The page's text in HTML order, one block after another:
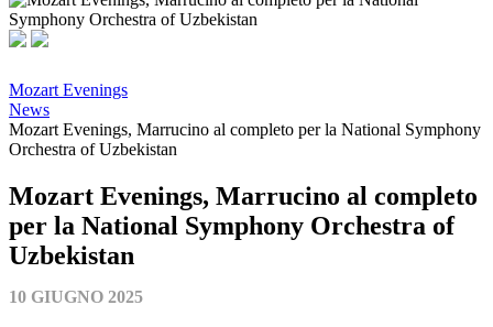
Mozart Evenings
News
Mozart Evenings, Marrucino al completo per la National Symphony
Orchestra of Uzbekistan
Mozart Evenings, Marrucino al completo
per la National Symphony Orchestra of
Uzbekistan
10 GIUGNO 2025